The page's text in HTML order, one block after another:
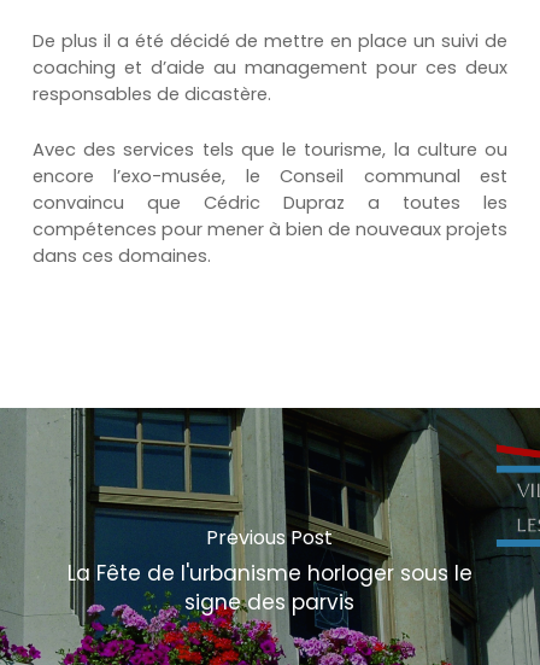
De plus il a été décidé de mettre en place un suivi de
coaching et d’aide au management pour ces deux
responsables de dicastère.
Avec des services tels que le tourisme, la culture ou
encore l’exo-musée, le Conseil communal est
convaincu que Cédric Dupraz a toutes les
compétences pour mener à bien de nouveaux projets
dans ces domaines.
Previous Post
La Fête de l'urbanisme horloger sous le
signe des parvis